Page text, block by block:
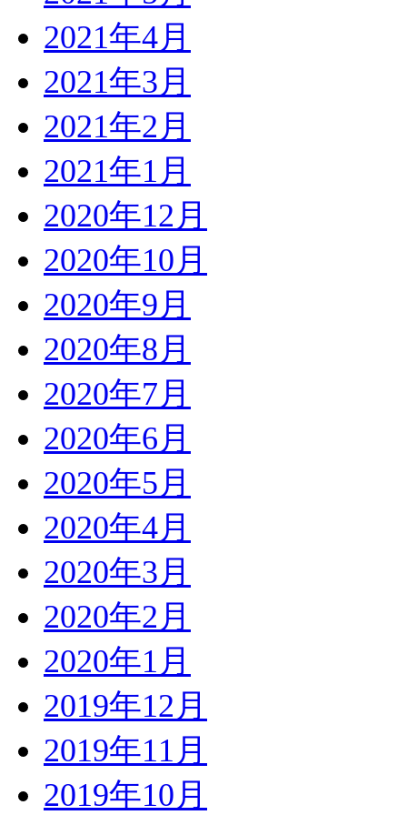
2021年4月
2021年3月
2021年2月
2021年1月
2020年12月
2020年10月
2020年9月
2020年8月
2020年7月
2020年6月
2020年5月
2020年4月
2020年3月
2020年2月
2020年1月
2019年12月
2019年11月
2019年10月